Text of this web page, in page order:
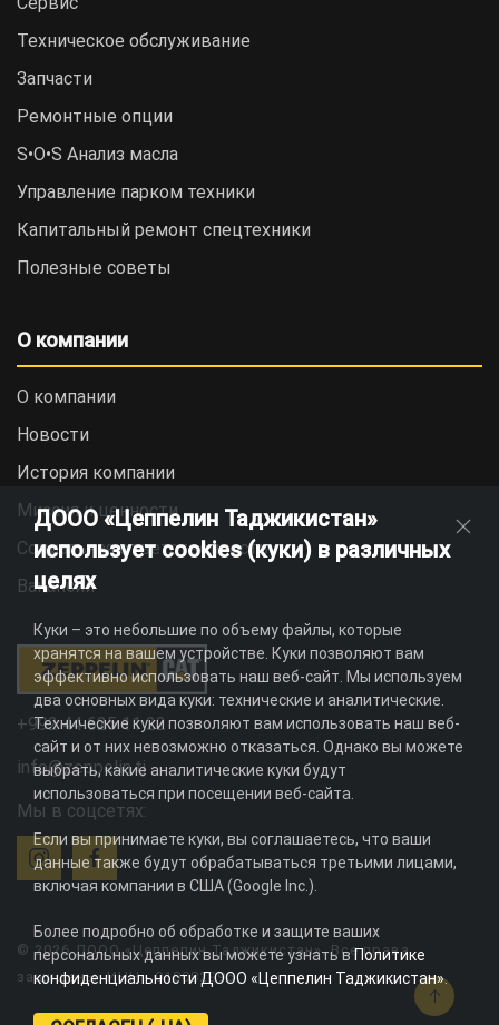
Техническое обслуживание
Запчасти
Ремонтные опции
S•O•S Анализ масла
Управление парком техники
Капитальный ремонт спецтехники
Полезные советы
О компании
О компании
Новости
История компании
Миссия и ценности
Социальная ответственность
Вакансии
+992 44 625 11 22
info@zeppelin.tj
Мы в соцсетях:
© 2026 ДООО «Цеппелин Таджикистан». Все права
защищены. ИНН - 010082996
ДООО «Цеппелин Таджикистан»
использует cookies (куки) в различных
целях
Куки – это небольшие по объему файлы, которые
хранятся на вашем устройстве. Куки позволяют вам
эффективно использовать наш веб-сайт. Мы используем
два основных вида куки: технические и аналитические.
Технические куки позволяют вам использовать наш веб-
сайт и от них невозможно отказаться. Однако вы можете
выбрать, какие аналитические куки будут
использоваться при посещении веб-сайта.
Если вы принимаете куки, вы соглашаетесь, что ваши
данные также будут обрабатываться третьими лицами,
включая компании в США (Google Inc.).
Более подробно об обработке и защите ваших
персональных данных вы можете узнать вПолитике
конфиденциальности ДООО «Цеппелин Таджикистан».